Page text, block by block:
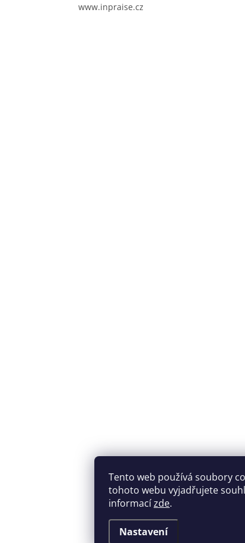
Tento web používá soubory
tohoto webu vyjadřujete
informacízde.
Nastavení
www.inpraise.cz